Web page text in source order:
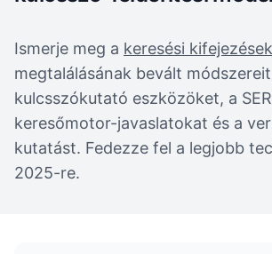
Ismerje meg a keresési kifejezések
megtalálásának bevált
kulcsszókutató eszközöket, a
keresőmotor-javaslatokat és a
kutatást. Fedezze fel a legjobb
2025-re.